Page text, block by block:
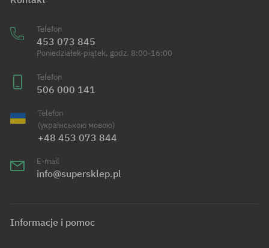
Telefon
453 073 845
Poniedziałek-piątek, godz. 8:00-16:00
Telefon
506 000 141
Telefon
(українською мовою)
+48 453 073 844
E-mail
info@supersklep.pl
Informacje i pomoc